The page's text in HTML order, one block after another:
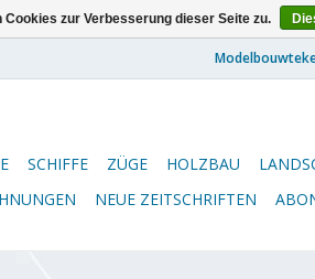
SCHIFFE ZÜGE HOLZBAU
NEUE ZEITSCHRIFTEN
zur Verbesserung dieser Seite zu.